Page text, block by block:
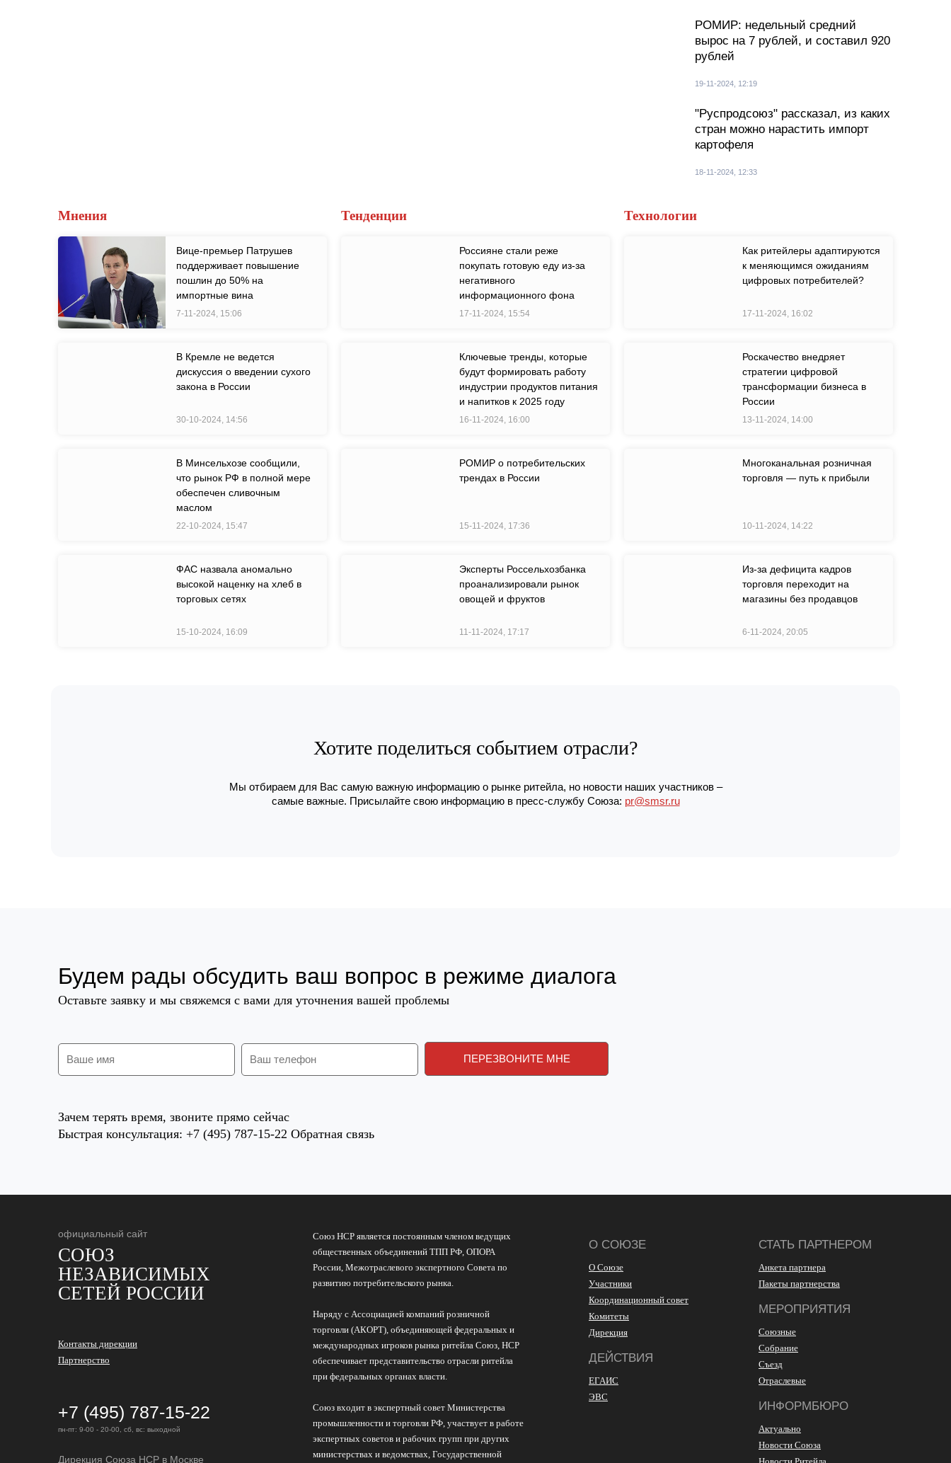
РОМИР: недельный средний
вырос на 7 рублей, и составил 920
рублей
19-11-2024, 12:19
"Руспродсоюз" рассказал, из каких
стран можно нарастить импорт
картофеля
18-11-2024, 12:33
Мнения
Вице-премьер Патрушев
поддерживает повышение
пошлин до 50% на
импортные вина
7-11-2024, 15:06
В Кремле не ведется
дискуссия о введении сухого
закона в России
30-10-2024, 14:56
В Минсельхозе сообщили,
что рынок РФ в полной мере
обеспечен сливочным
маслом
22-10-2024, 15:47
ФАС назвала аномально
высокой наценку на хлеб в
торговых сетях
15-10-2024, 16:09
Тенденции
Россияне стали реже
покупать готовую еду из-за
негативного
информационного фона
17-11-2024, 15:54
Ключевые тренды, которые
будут формировать работу
индустрии продуктов питания
и напитков к 2025 году
16-11-2024, 16:00
РОМИР о потребительских
трендах в России
15-11-2024, 17:36
Эксперты Россельхозбанка
проанализировали рынок
овощей и фруктов
11-11-2024, 17:17
Технологии
Как ритейлеры адаптируются
к меняющимся ожиданиям
цифровых потребителей?
17-11-2024, 16:02
Роскачество внедряет
стратегии цифровой
трансформации бизнеса в
России
13-11-2024, 14:00
Многоканальная розничная
торговля — путь к прибыли
10-11-2024, 14:22
Из-за дефицита кадров
торговля переходит на
магазины без продавцов
6-11-2024, 20:05
Хотите поделиться событием отрасли?
Мы отбираем для Вас самую важную информацию о рынке ритейла, но новости наших участников –
самые важные. Присылайте свою информацию в пресс-службу Союза: pr@smsr.ru
Будем рады обсудить ваш вопрос в режиме диалога
Оставьте заявку и мы свяжемся с вами для уточнения вашей проблемы
Зачем терять время, звоните прямо сейчас
Быстрая консультация: +7 (495) 787-15-22 Обратная связь
официальный сайт
СОЮЗ
НЕЗАВИСИМЫХ
СЕТЕЙ РОССИИ
Контакты дирекции
Партнерство
+7 (495) 787-15-22
пн-пт: 9-00 - 20-00, сб, вс: выходной
Дирекция Cоюза НСР в Москве
Союз НСР является постоянным членом ведущих
общественных объединений ТПП РФ, ОПОРА
России, Межотраслевого экспертного Совета по
развитию потребительского рынка.
Наряду с Ассоциацией компаний розничной
торговли (АКОРТ), объединяющей федеральных и
международных игроков рынка ритейла Союз, НСР
обеспечивает представительство отрасли ритейла
при федеральных органах власти.
Союз входит в экспертный совет Министерства
промышленности и торговли РФ, участвует в работе
экспертных советов и рабочих групп при других
министерствах и ведомствах, Государственной
О СОЮЗЕ
О Союзе
Участники
Координационный совет
Комитеты
Дирекция
ДЕЙСТВИЯ
ЕГАИС
ЭВС
СТАТЬ ПАРТНЕРОМ
Анкета партнера
Пакеты партнерства
МЕРОПРИЯТИЯ
Союзные
Собрание
Съезд
Отраслевые
ИНФОРМБЮРО
Актуально
Новости Союза